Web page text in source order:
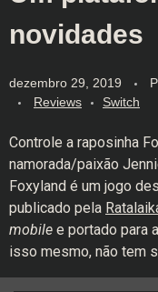
novidades
dezembro 29, 2019
Reviews
Switch
Controle a raposinha
namorada/paixão
Foxyland é um jogo
publicado pela
mobile e portado para
isso mesmo, não tem